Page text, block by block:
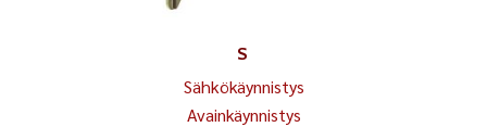
S
Sähkökäynnistys
Avainkäynnistys